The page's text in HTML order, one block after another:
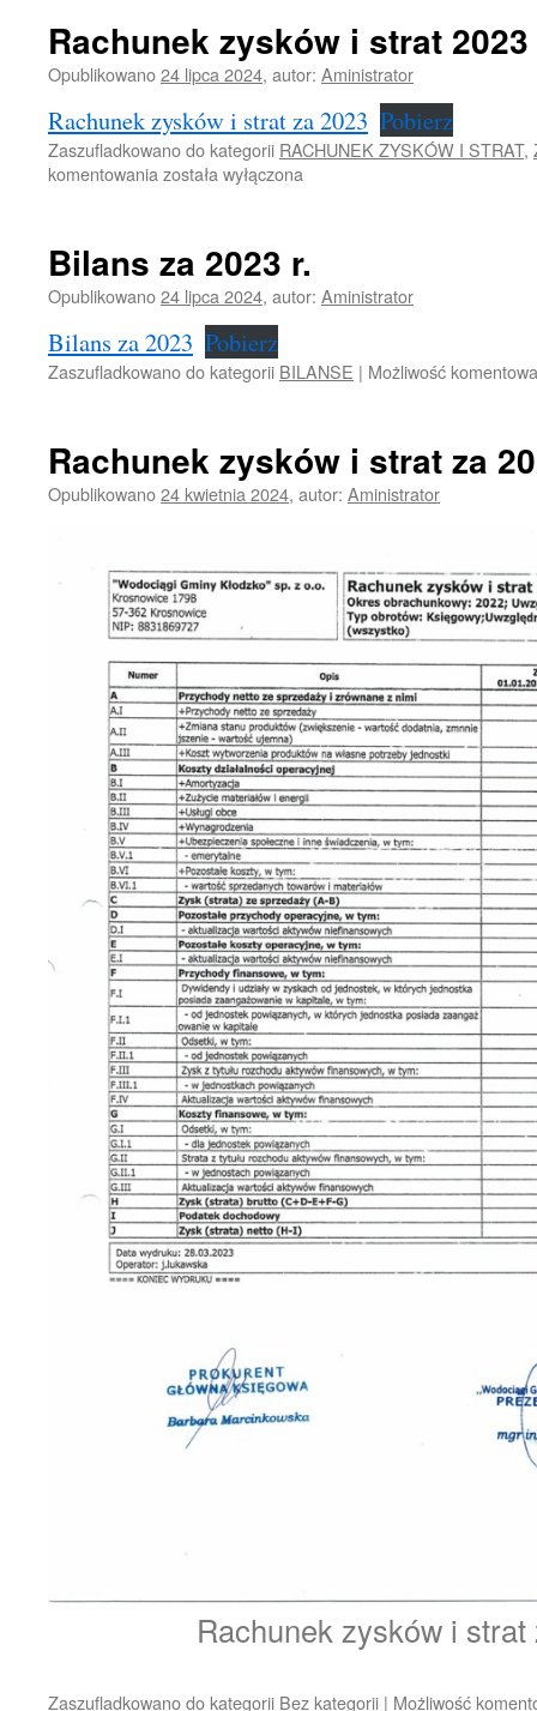
Rachunek zysków i strat 2023
Opublikowano24 lipca 2024, autor: Aministrator
Rachunek zysków i strat za 2023 Pobierz
Zaszufladkowano do kategorii RACHUNEK ZYSKÓW I STRAT,
komentowania Rachunek
2023
r.
została wyłączona
Bilans za 2023 r.
Opublikowano24 lipca 2024, autor: Aministrator
Bilans za 2023 Pobierz
Zaszufladkowano do kategorii BILANSE | Możliwość
Rachunek zysków i strat za
Opublikowano24 kwietnia 2024, autor: Aministrator
Rachunek zysków i strat
Zaszufladkowano do kategorii Bez kategorii | Możliwość